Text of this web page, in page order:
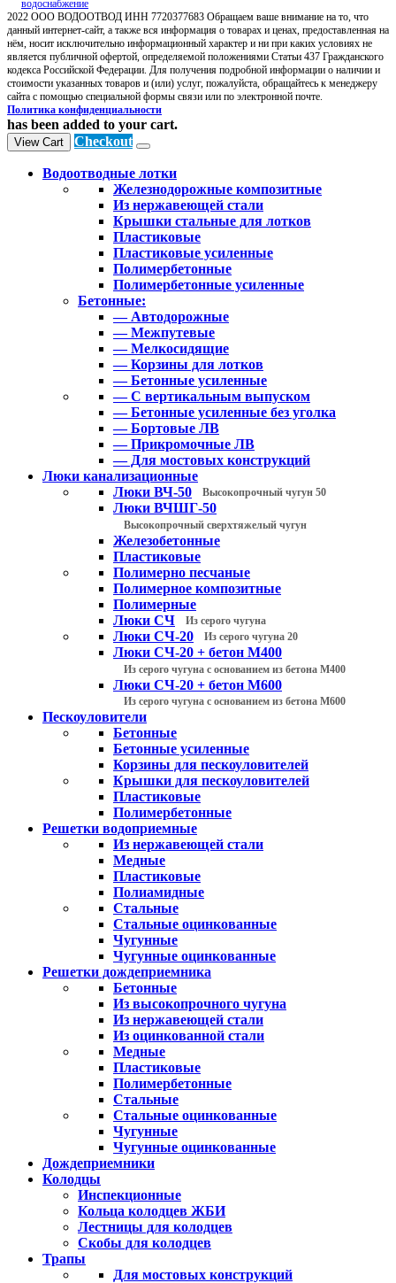
2022 ООО ВОДООТВОД ИНН 7720377683 Обращаем ваше внимание на то, что
данный интернет-сайт, а также вся информация о товарах и ценах, предоставленная на
нём, носит исключительно информационный характер и ни при каких условиях не
является публичной офертой, определяемой положениями Статьи 437 Гражданского
кодекса Российской Федерации. Для получения подробной информации о наличии и
стоимости указанных товаров и (или) услуг, пожалуйста, обращайтесь к менеджеру
сайта с помощью специальной формы связи или по электронной почте.
Политика конфиденциальности
has been added to your cart.
View Cart Checkout
Водоотводные лотки
Железнодорожные композитные
Из нержавеющей стали
Крышки стальные для лотков
Пластиковые
Пластиковые усиленные
Полимербетонные
Полимербетонные усиленные
Бетонные:
— Автодорожные
— Межпутевые
— Мелкосидящие
— Корзины для лотков
— Бетонные усиленные
— С вертикальным выпуском
— Бетонные усиленные без уголка
— Бортовые ЛВ
— Прикромочные ЛВ
— Для мостовых конструкций
Люки канализационные
Люки ВЧ-50
Высокопрочный чугун 50
Люки ВЧШГ-50
Высокопрочный сверхтяжелый чугун
Железобетонные
Пластиковые
Полимерно песчаные
Полимерное композитные
Полимерные
Люки СЧ
Из серого чугуна
Люки СЧ-20 Из серого чугуна 20
Люки СЧ-20 + бетон М400
Из серого чугуна с основанием из бетона М400
Люки СЧ-20 + бетон М600
Из серого чугуна с основанием из бетона М600
Пескоуловители
Бетонные
Бетонные усиленные
Корзины для пескоуловителей
Крышки для пескоуловителей
Пластиковые
Полимербетонные
Решетки водоприемные
Из нержавеющей стали
Медные
Пластиковые
Полиамидные
Стальные
Стальные оцинкованные
Чугунные
Чугунные оцинкованные
Решетки дождеприемника
Бетонные
Из высокопрочного чугуна
Из нержавеющей стали
Из оцинкованной стали
Медные
Пластиковые
Полимербетонные
Стальные
Стальные оцинкованные
Чугунные
Чугунные оцинкованные
Дождеприемники
Колодцы
Инспекционные
Кольца колодцев ЖБИ
Лестницы для колодцев
Скобы для колодцев
Трапы
Для мостовых конструкций